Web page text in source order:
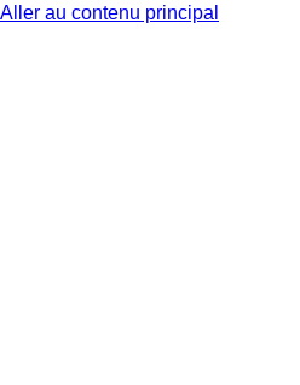
Aller au contenu principal